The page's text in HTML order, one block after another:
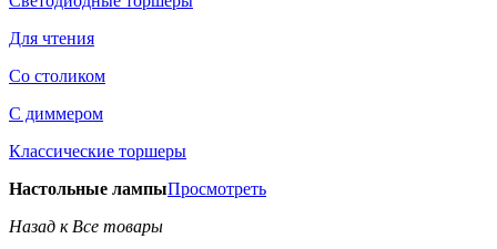
Для чтения
Со столиком
С диммером
Классические торшеры
Настольные лампыПросмотреть
Назад к Все товары